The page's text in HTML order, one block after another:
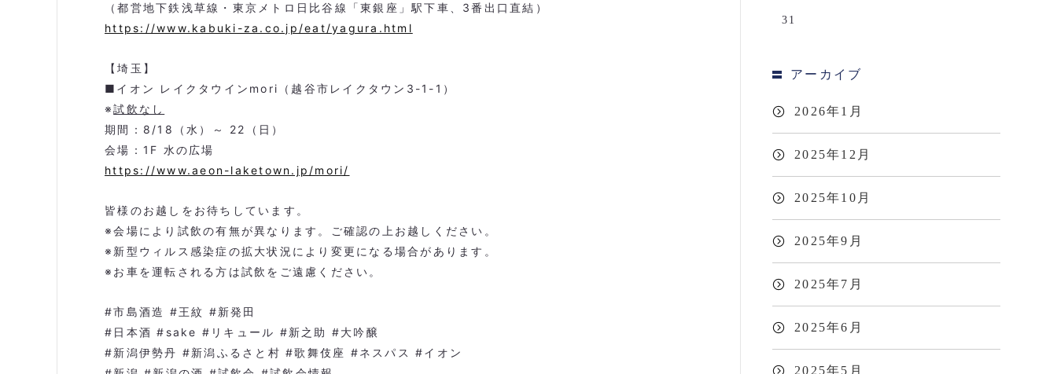
（都営地下鉄浅草線・東京メトロ日比谷線「東銀座」駅下車、 3番出口直結）
https://www.kabuki-za.co.jp/eat/yagura.html
【埼玉】
■イオン レイクタウイン mori （越谷市レイクタウン 3-1-1 ）
※試飲なし
期間： 8/18 （水）～ 22
（日）
会場： 1F 水の広場
https://www.aeon-laketown.jp/mori/
皆様のお越しをお待ちしています。
※会場により試飲の有無が異なります。ご確認の上お越しください。
※新型ウィルス感染症の拡大状況により変更になる場合があります。
※お車を運転される方は試飲をご遠慮ください。
#市島酒造 #王紋 #新発田
# 日本酒#sake # リキュール #新之助 #大吟醸
#新潟伊勢丹 #新潟ふるさと村 #歌舞伎座 #ネスパス #イオン
31
アーカイブ
2026年1月
2025年12月
2025年10月
2025年9月
2025年7月
2025年6月
2025年5月